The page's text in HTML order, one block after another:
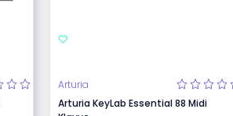
Arturia
Arturia KeyLab Essential 88 Midi